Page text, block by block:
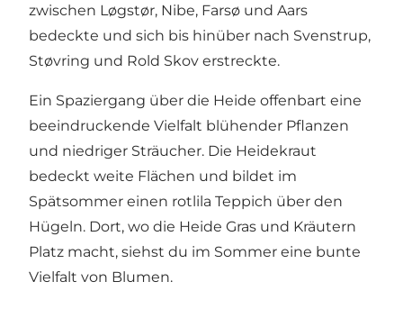
zwischen Løgstør, Nibe, Farsø und Aars
bedeckte und sich bis hinüber nach Svenstrup,
Støvring und Rold Skov erstreckte.
Ein Spaziergang über die Heide offenbart eine
beeindruckende Vielfalt blühender Pflanzen
und niedriger Sträucher. Die Heidekraut
bedeckt weite Flächen und bildet im
Spätsommer einen rotlila Teppich über den
Hügeln. Dort, wo die Heide Gras und Kräutern
Platz macht, siehst du im Sommer eine bunte
Vielfalt von Blumen.